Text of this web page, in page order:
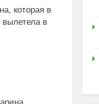
которая в
в